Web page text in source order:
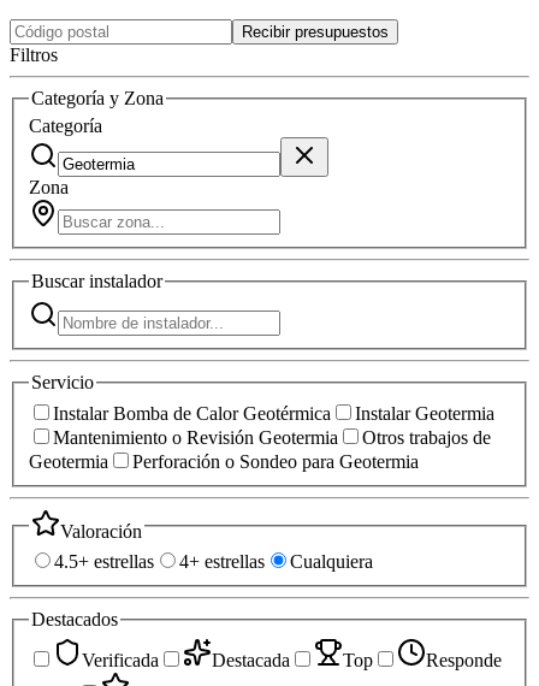
Recibir presupuestos
Filtros
Categoría y Zona
Categoría
Zona
Buscarinstalador
Servicio
Instalar Bomba de Calor Geotérmica
Instalar Geotermia
Mantenimiento o Revisión Geotermia
Otros trabajos de
Geotermia
Perforación o Sondeo para Geotermia
Valoración
4.5+ estrellas
4+ estrellas Cualquiera
Destacados
Verificada
Destacada Top
Responde